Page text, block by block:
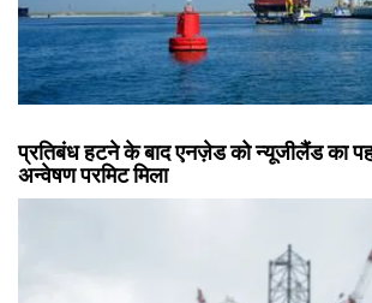
प्रतिबंध हटने के बाद एनज़ेड को न्यूजीलैंड का
अन्वेषण परमिट मिला